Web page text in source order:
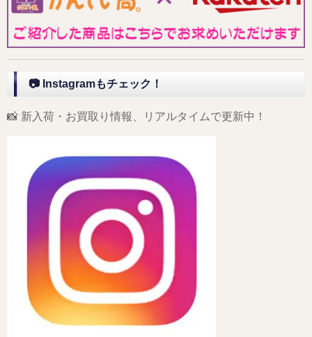
📷 Instagramもチェック！
📸 新入荷・お買取り情報、リアルタイムで更新中！